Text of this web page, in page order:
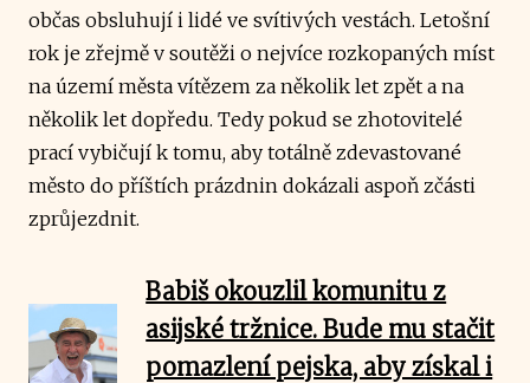
občas obsluhují i lidé ve svítivých vestách. Letošní
rok je zřejmě v soutěži o nejvíce rozkopaných míst
na území města vítězem za několik let zpět a na
několik let dopředu. Tedy pokud se zhotovitelé
prací vybičují k tomu, aby totálně zdevastované
město do příštích prázdnin dokázali aspoň zčásti
zprůjezdnit.
Babiš okouzlil komunitu z
asijské tržnice. Bude mu stačit
pomazlení pejska, aby získal i